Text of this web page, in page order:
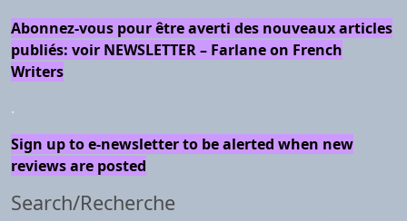
Abonnez-vous pour être averti des nouveaux articles
publiés: voir NEWSLETTER – Farlane on French
Writers
.
Sign up to e-newsletter to be alerted when new
reviews are posted
Search/Recherche